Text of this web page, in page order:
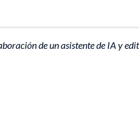
de un asistente de IA y